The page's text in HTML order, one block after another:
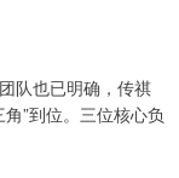
队也已明确，传祺
”到位。三位核心负